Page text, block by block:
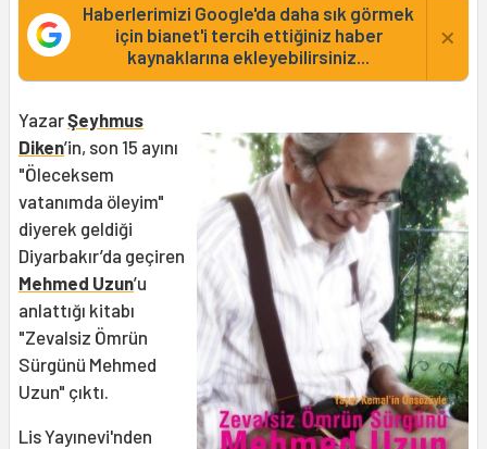
Haberlerimizi Google'da daha sık görmek
için bianet'i tercih ettiğiniz haber
kaynaklarına ekleyebilirsiniz...
×
YazarŞeyhmus
Diken’in, son 15 ayını
"Öleceksem
vatanımda öleyim"
diyerek geldiği
Diyarbakır’da geçiren
Mehmed Uzun’u
anlattığı kitabı
"Zevalsiz Ömrün
Sürgünü Mehmed
Uzun" çıktı.
Lis Yayınevi'nden